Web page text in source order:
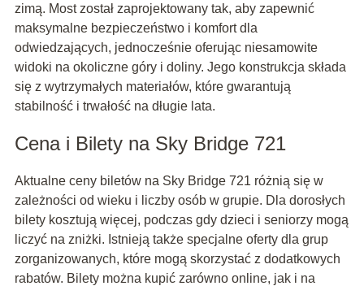
zimą. Most został zaprojektowany tak, aby zapewnić
maksymalne bezpieczeństwo i komfort dla
odwiedzających, jednocześnie oferując niesamowite
widoki na okoliczne góry i doliny. Jego konstrukcja składa
się z wytrzymałych materiałów, które gwarantują
stabilność i trwałość na długie lata.
Cena i Bilety na Sky Bridge 721
Aktualne ceny biletów na Sky Bridge 721 różnią się w
zależności od wieku i liczby osób w grupie. Dla dorosłych
bilety kosztują więcej, podczas gdy dzieci i seniorzy mogą
liczyć na zniżki. Istnieją także specjalne oferty dla grup
zorganizowanych, które mogą skorzystać z dodatkowych
rabatów. Bilety można kupić zarówno online, jak i na